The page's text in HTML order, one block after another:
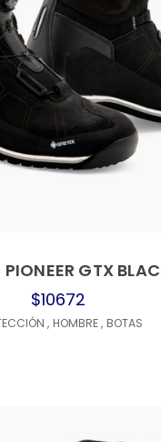
GTX
$10672
, HOMBRE, BOTAS